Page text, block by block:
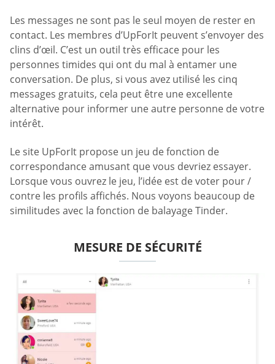
Les messages ne sont pas le seul moyen de rester en
contact. Les membres d’UpForIt peuvent s’envoyer des
clins d’œil. C’est un outil très efficace pour les
personnes timides qui ont du mal à entamer une
conversation. De plus, si vous avez utilisé les cinq
messages gratuits, cela peut être une excellente
alternative pour informer une autre personne de votre
intérêt.
Le site UpForIt propose un jeu de fonction de
correspondance amusant que vous devriez essayer.
Lorsque vous ouvrez le jeu, l’idée est de voter pour /
contre les profils affichés. Nous voyons beaucoup de
similitudes avec la fonction de balayage Tinder.
MESURE DE SÉCURITÉ